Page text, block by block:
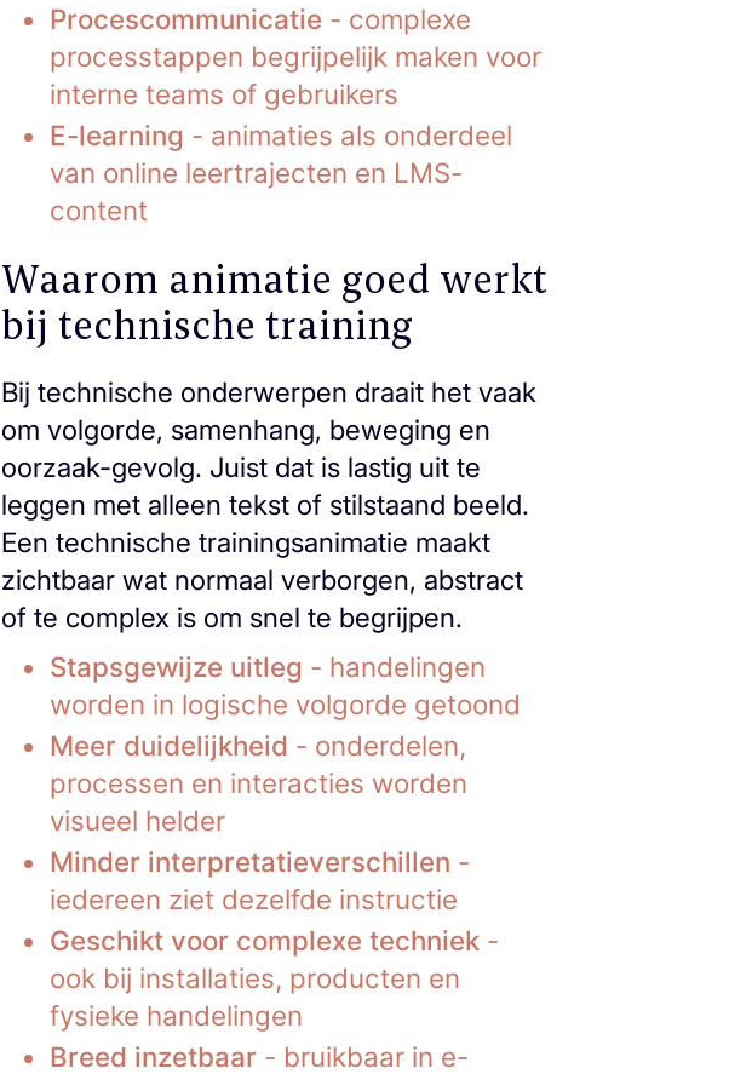
Procescommunicatie - complexe
processtappen begrijpelijk maken voor
interne teams of gebruikers
E-learning - animaties als onderdeel
van online leertrajecten en LMS-
content
Waarom animatie goed werkt
bij technische training
Bij technische onderwerpen draait het vaak
om volgorde, samenhang, beweging en
oorzaak-gevolg. Juist dat is lastig uit te
leggen met alleen tekst of stilstaand beeld.
Een technische trainingsanimatie maakt
zichtbaar wat normaal verborgen, abstract
of te complex is om snel te begrijpen.
Stapsgewijze uitleg - handelingen
worden in logische volgorde getoond
Meer duidelijkheid - onderdelen,
processen en interacties worden
visueel helder
Minder interpretatieverschillen -
iedereen ziet dezelfde instructie
Geschikt voor complexe techniek -
ook bij installaties, producten en
fysieke handelingen
Breed inzetbaar - bruikbaar in e-